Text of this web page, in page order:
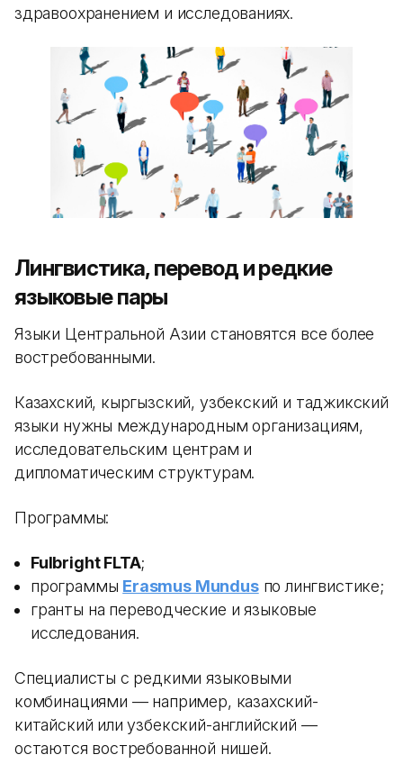
здравоохранением и исследованиях.
Лингвистика, перевод и редкие
языковые пары
Языки Центральной Азии становятся все более
востребованными.
Казахский, кыргызский, узбекский и таджикский
языки нужны международным организациям,
исследовательским центрам и
дипломатическим структурам.
Программы:
Fulbright FLTA;
программы Erasmus Mundusпо лингвистике;
гранты на переводческие и языковые
исследования.
Специалисты с редкими языковыми
комбинациями — например, казахский-
китайский или узбекский-английский —
остаются востребованной нишей.